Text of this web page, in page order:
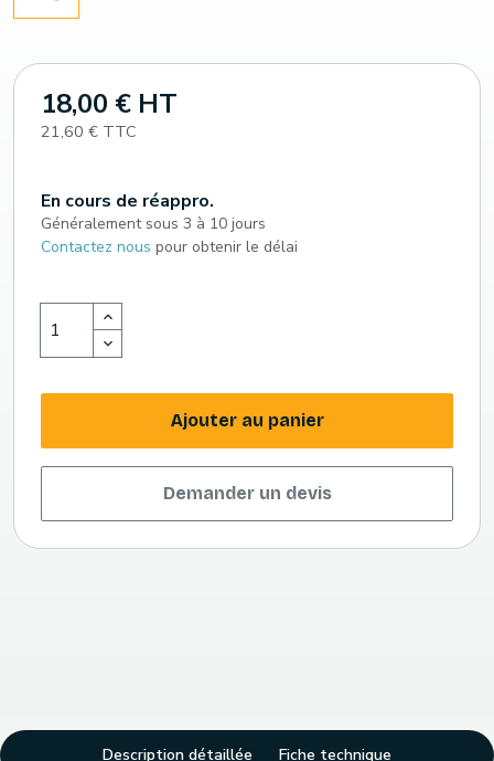
18,00 € HT
21,60 € TTC
En cours de réappro.
Généralement sous 3 à 10 jours
Contactez nous pour obtenir le délai
Ajouter au panier
Demander un devis
Description détaillée Fiche technique